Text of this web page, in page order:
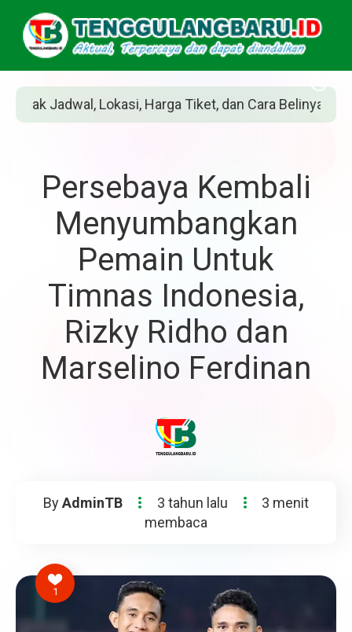
Tiket, dan Cara Belinya Siapakah Jean
Persebaya Kembali
Menyumbangkan
Pemain Untuk
Timnas Indonesia,
Rizky Ridho dan
Marselino Ferdinan
ByAdminTB 3 tahun lalu
3 menit
membaca
1